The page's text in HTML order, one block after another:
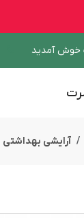
خوش آمدید
آرایشی بهداشتی